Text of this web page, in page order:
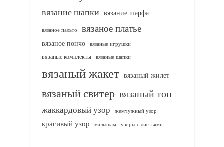
вязание шапки вязание шарфа
вязаное пальто вязаное платье
вязаное пончо вязаные игрушки
вязаные комплекты
вязаные шапки
вязаный жакет вязаный жилет
вязаный свитер вязаный топ
жаккардовый узор жемчужный узор
красивый узор малышам узоры с листьями